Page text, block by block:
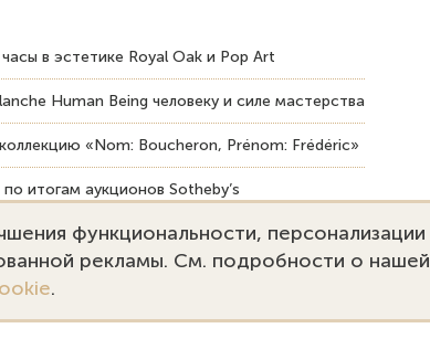
в эстетике Royal Oak и Pop Art
Human Being человеку и силе мастерства
«Nom: Boucheron, Prénom: Frédéric»
итогам аукционов Sotheby’s
ювелирных изделий
функциональности, персонализации
рекламы. См. подробности о нашей
.